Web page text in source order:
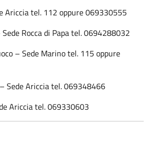
Ariccia tel. 112 oppure 069330555
Rocca di Papa tel. 0694288032
– Sede Marino tel. 115 oppure
Sede Ariccia tel. 069348466
Ariccia tel. 069330603